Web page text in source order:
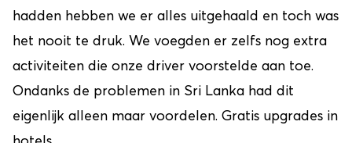
hadden hebben we er alles uitgehaald en toch was
het nooit te druk. We voegden er zelfs nog extra
activiteiten die onze driver voorstelde aan toe.
Ondanks de problemen in Sri Lanka had dit
eigenlijk alleen maar voordelen. Gratis upgrades in